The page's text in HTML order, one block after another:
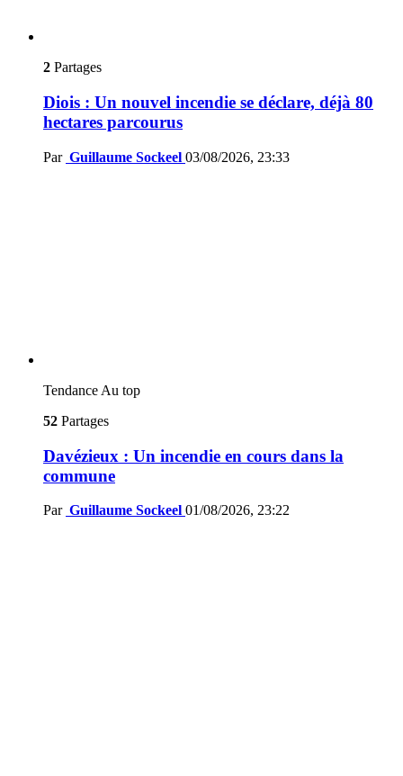
2 Partages
Diois : Un nouvel incendie se déclare, déjà 80
hectares parcourus
Par Guillaume Sockeel 03/08/2026, 23:33
Tendance Au top
52 Partages
Davézieux : Un incendie en cours dans la
commune
Par Guillaume Sockeel 01/08/2026, 23:22